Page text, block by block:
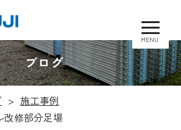
MENU
ブログ
施工事例
改修部分足場